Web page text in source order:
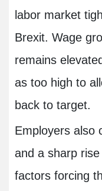
labor market
Brexit. Wage
remains
as too high to
back to target.
Employers also
and a sharp
factors forcing